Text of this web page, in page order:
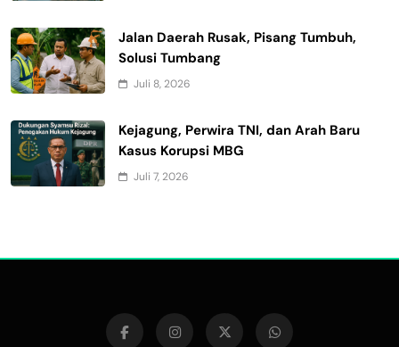
Jalan Daerah Rusak, Pisang Tumbuh,
Solusi Tumbang
Juli 8, 2026
Kejagung, Perwira TNI, dan Arah Baru
Kasus Korupsi MBG
Juli 7, 2026